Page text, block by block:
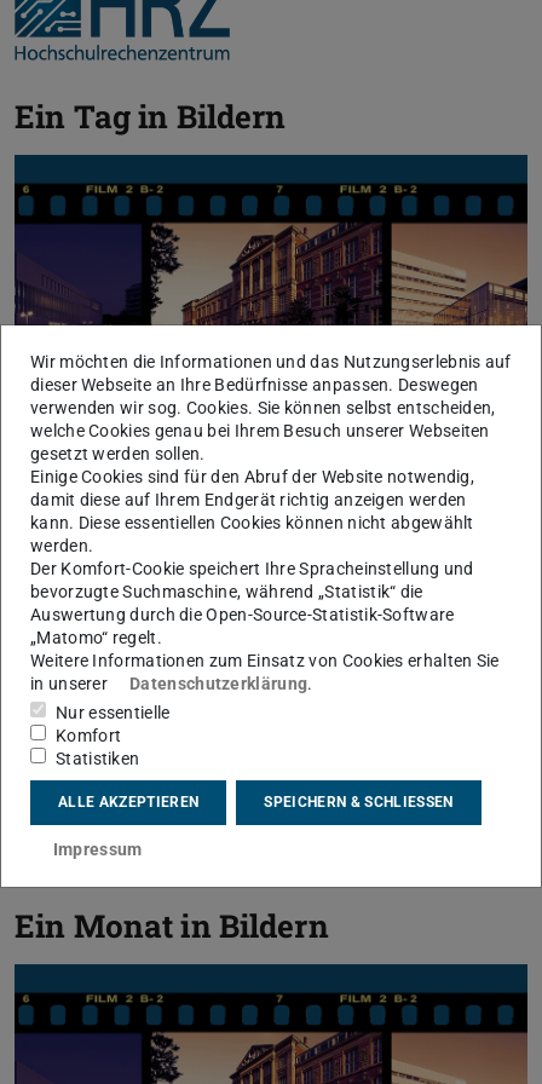
Ein Tag in Bildern
Eine Woche in Bildern
Ein Monat in Bildern
Wir möchten die Informationen und das Nutzungserlebnis auf
dieser Webseite an Ihre Bedürfnisse anpassen. Deswegen
verwenden wir sog. Cookies. Sie können selbst entscheiden,
welche Cookies genau bei Ihrem Besuch unserer Webseiten
gesetzt werden sollen.
Einige Cookies sind für den Abruf der Website notwendig,
damit diese auf Ihrem Endgerät richtig anzeigen werden
kann. Diese essentiellen Cookies können nicht abgewählt
werden.
Der Komfort-Cookie speichert Ihre Spracheinstellung und
bevorzugte Suchmaschine, während „Statistik“ die
Auswertung durch die Open-Source-Statistik-Software
„Matomo“ regelt.
Weitere Informationen zum Einsatz von Cookies erhalten Sie
in unserer
Datenschutzerklärung.
Nur essentielle
Komfort
Statistiken
ALLE AKZEPTIEREN SPEICHERN & SCHLIESSEN
Impressum